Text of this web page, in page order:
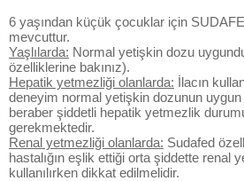
6 yaşından küçük çocuklar için
mevcuttur.
Yaşlılarda: Normal yetişkin dozu
özelliklerine bakınız).
Hepatik yetmezliği olanlarda: İlacın
deneyim normal yetişkin dozunun
beraber şiddetli hepatik yetmezlik
gerekmektedir.
Renal yetmezliği olanlarda: Sudafed
hastalığın eşlik ettiği orta şiddette renal
kullanılırken dikkat edilmelidir.